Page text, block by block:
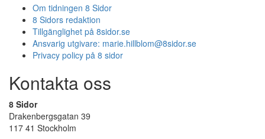
Om tidningen 8 Sidor
8 Sidors redaktion
Tillgänglighet på 8sidor.se
Ansvarig utgivare: marie.hillblom@8sidor.se
Privacy policy på 8 sidor
Kontakta oss
8 Sidor
Drakenbergsgatan 39
117 41 Stockholm